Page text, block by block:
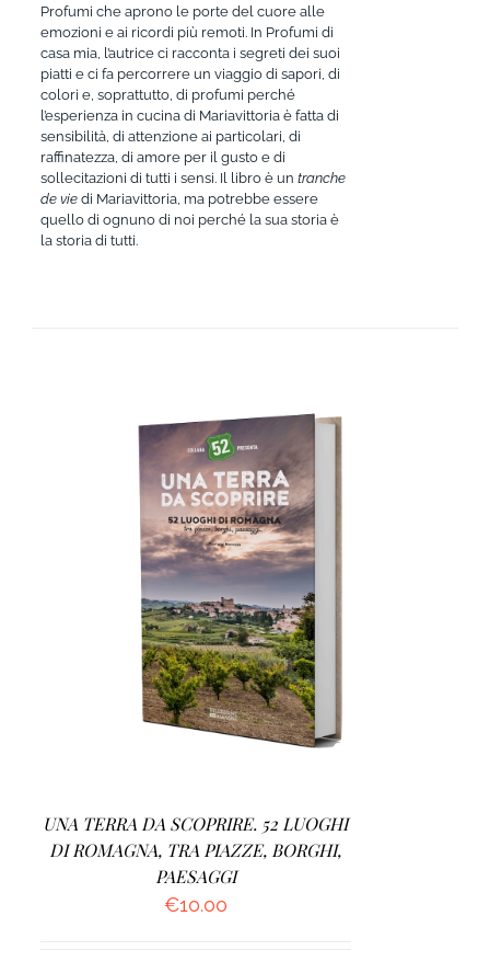
Profumi che aprono le porte del cuore alle
emozioni e ai ricordi più remoti. In Profumi di
casa mia, l’autrice ci racconta i segreti dei suoi
piatti e ci fa percorrere un viaggio di sapori, di
colori e, soprattutto, di profumi perché
l’esperienza in cucina di Mariavittoria è fatta di
sensibilità, di attenzione ai particolari, di
raffinatezza, di amore per il gusto e di
sollecitazioni di tutti i sensi. Il libro è un tranche
de vie di Mariavittoria, ma potrebbe essere
quello di ognuno di noi perché la sua storia è
la storia di tutti.
AGGIUNGI AL CARRELLO /
UNA TERRA DA SCOPRIRE. 52 LUOGHI
DI ROMAGNA, TRA PIAZZE, BORGHI,
PAESAGGI
€10.00